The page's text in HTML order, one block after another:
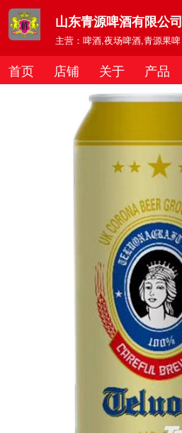
山东青源啤酒有限公司
主营：啤酒,夜场啤酒,青源果啤
首页 店铺 关于 产品